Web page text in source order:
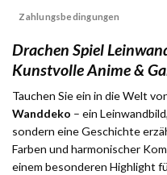
Zahlungsbedingungen
Drachen Spiel
Kunstvolle Anime &
Tauchen Sie ein in die Welt
Wanddeko – ein
sondern eine Geschichte
Farben und harmonischer
einem besonderen Highlight